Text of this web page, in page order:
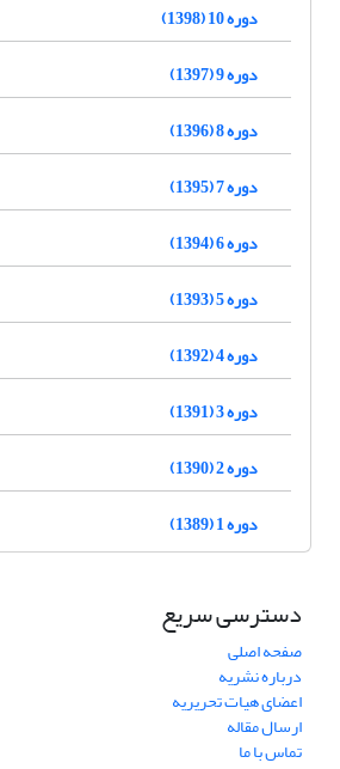
دوره 10 (1398)
دوره 9 (1397)
دوره 8 (1396)
دوره 7 (1395)
دوره 6 (1394)
دوره 5 (1393)
دوره 4 (1392)
دوره 3 (1391)
دوره 2 (1390)
دوره 1 (1389)
دسترسی سریع
صفحه اصلی
درباره نشریه
اعضای هیات تحریریه
ارسال مقاله
تماس با ما